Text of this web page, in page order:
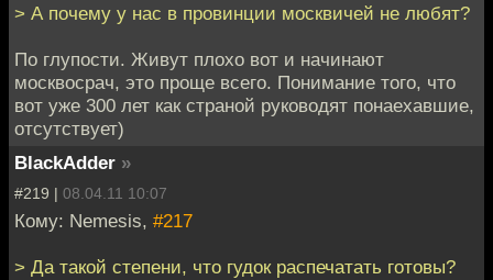
> А почему у нас в провинции москвичей не любят?
По глупости. Живут плохо вот и начинают
москвосрач, это проще всего. Понимание того, что
вот уже 300 лет как страной руководят понаехавшие,
отсутствует)
BlackAdder »
#219 | 08.04.11 10:07
Кому: Nemesis, #217
> Да такой степени, что гудок распечатать готовы?